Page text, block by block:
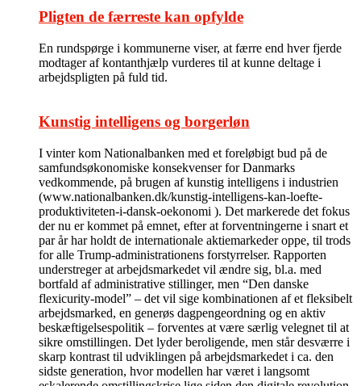
Pligten de færreste kan opfylde
En rundspørge i kommunerne viser, at færre end hver fjerde
modtager af kontanthjælp vurderes til at kunne deltage i
arbejdspligten på fuld tid.
Kunstig intelligens og borgerløn
I vinter kom Nationalbanken med et foreløbigt bud på de
samfundsøkonomiske konsekvenser for Danmarks
vedkommende, på brugen af kunstig intelligens i industrien
(www.nationalbanken.dk/kunstig-intelligens-kan-loefte-
produktiviteten-i-dansk-oekonomi ). Det markerede det fokus
der nu er kommet på emnet, efter at forventningerne i snart et
par år har holdt de internationale aktiemarkeder oppe, til trods
for alle Trump-administrationens forstyrrelser. Rapporten
understreger at arbejdsmarkedet vil ændre sig, bl.a. med
bortfald af administrative stillinger, men “Den danske
flexicurity-model” – det vil sige kombinationen af et fleksibelt
arbejdsmarked, en generøs dagpengeordning og en aktiv
beskæftigelsespolitik – forventes at være særlig velegnet til at
sikre omstillingen. Det lyder beroligende, men står desværre i
skarp kontrast til udviklingen på arbejdsmarkedet i ca. den
sidste generation, hvor modellen har været i langsomt